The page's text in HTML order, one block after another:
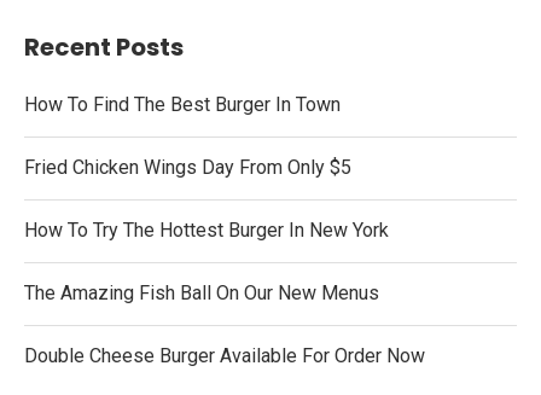
Recent Posts
How To Find The Best Burger In Town
Fried Chicken Wings Day From Only $5
How To Try The Hottest Burger In New York
The Amazing Fish Ball On Our New Menus
Double Cheese Burger Available For Order Now